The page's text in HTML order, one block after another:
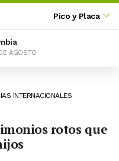
Pico y Placa
AGOSTO
INTERNACIONALES
rotos que